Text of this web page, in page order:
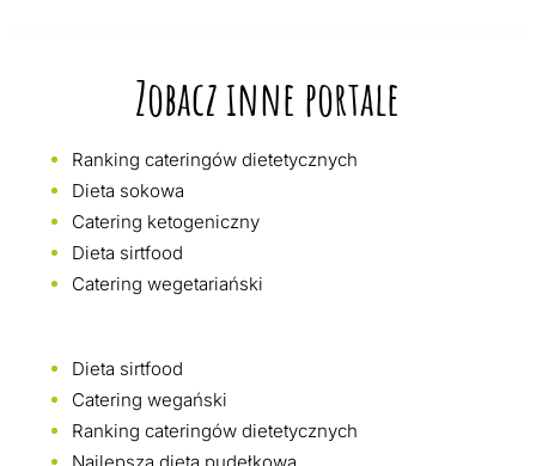
Zobacz inne portale
Ranking cateringów dietetycznych
Dieta sokowa
Catering ketogeniczny
Dieta sirtfood
Catering wegetariański
Dieta sirtfood
Catering wegański
Ranking cateringów dietetycznych